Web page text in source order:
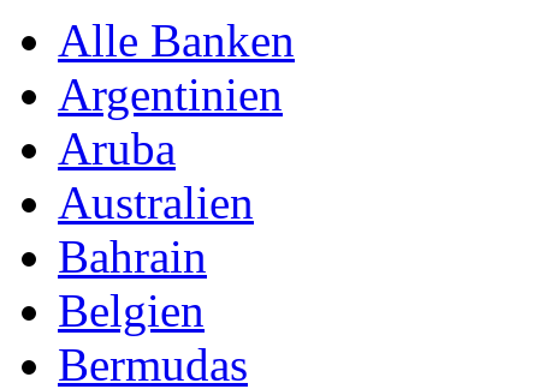
Alle Banken
Argentinien
Aruba
Australien
Bahrain
Belgien
Bermudas